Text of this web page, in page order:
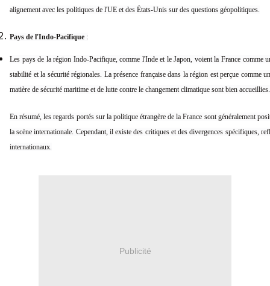
alignement avec les politiques de l'UE et des États-Unis sur des questions géopolitiques.
Pays de l'Indo-Pacifique :
Les pays de la région Indo-Pacifique, comme l'Inde et le Japon, voient la France comme
stabilité et la sécurité régionales. La présence française dans la région est perçue comme
matière de sécurité maritime et de lutte contre le changement climatique sont bien accueillies.
En résumé, les regards portés sur la politique étrangère de la France sont généralement
la scène internationale. Cependant, il existe des critiques et des divergences spécifiques,
internationaux.
Publicité